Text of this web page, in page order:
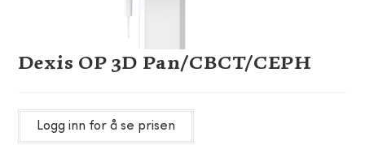
Dexis OP 3D Pan/CBCT/CEPH
Logg inn for å se prisen